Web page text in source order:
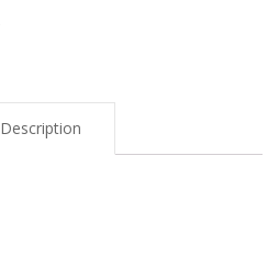
Description